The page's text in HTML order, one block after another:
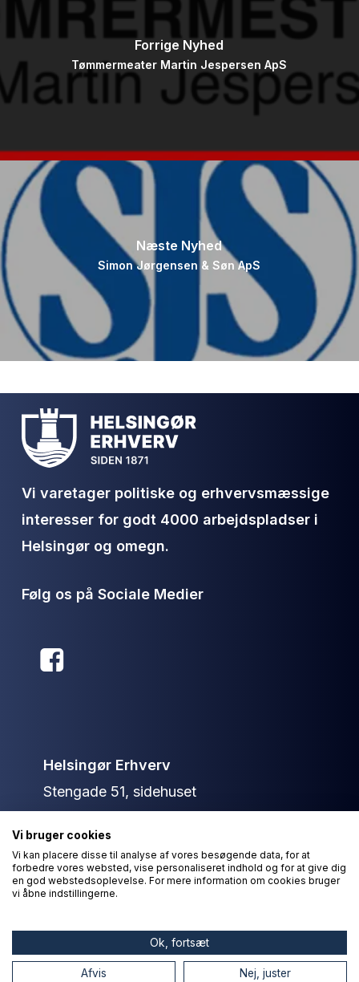
Forrige Nyhed
Tømmermeater Martin Jespersen ApS
Næste Nyhed
Simon Jørgensen & Søn ApS
Vi varetager politiske og erhvervsmæssige
interesser for godt 4000 arbejdspladser i
Helsingør og omegn.
Følg os på Sociale Medier
Helsingør Erhverv
Stengade 51, sidehuset
+45 40 13 79 36
info@helsingorerhverv.dk
© Helsingør Erhverv 2026
Vi bruger cookies
Vi kan placere disse til analyse af vores besøgende data, for at
forbedre vores websted, vise personaliseret indhold og for at give dig
en god webstedsoplevelse. For mere information om cookies bruger
vi åbne indstillingerne.
Ok, fortsæt
Afvis Nej, juster